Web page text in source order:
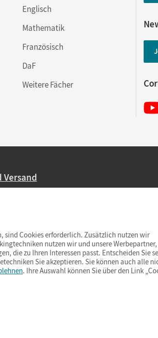
Englisch
Mathematik
Französisch
DaF
Weitere Fächer
Versand
liefern wir
Tagen).
sind Cookies erforderlich. Zusätzlich nutzen wir
nutzen wir und unsere Werbepartner,
die zu Ihren Interessen passt. Entscheiden Sie
Sie akzeptieren. Sie können auch alle
. Ihre Auswahl können Sie über den Link